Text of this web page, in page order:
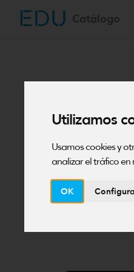
Utilizamos
Usamos cookies y
analizar el tráfico
OK
EDU
Saltar Catálogo
UTEC